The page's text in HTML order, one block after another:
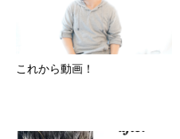
これから動画！